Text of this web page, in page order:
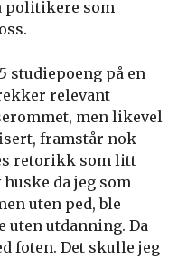
politikere som
studiepoeng på en
relevant
men likevel
framstår nok
retorikk som litt
da jeg som
uten ped, ble
utdanning. Da
foten. Det skulle jeg